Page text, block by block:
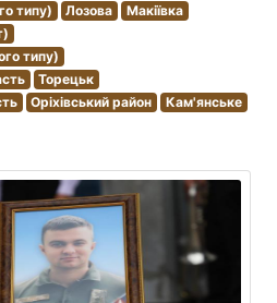
типу)
Лозова
Макіївка
типу)
Торецьк
Оріхівський район Кам'янське